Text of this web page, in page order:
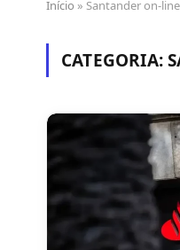
Início » Santander on-
CATEGORIA: